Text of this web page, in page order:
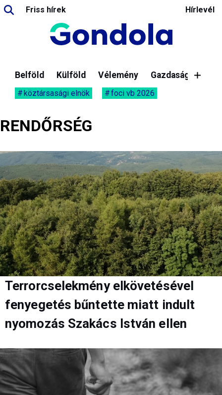
Friss hírek Hírlevél
Belföld Külföld Vélemény Gazdaság
köztársasági elnök foci vb 2026
RENDŐRSÉG
Terrorcselekmény elkövetésével
fenyegetés bűntette miatt indult
nyomozás Szakács István ellen